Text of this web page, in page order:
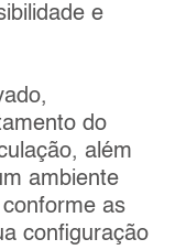
e
do
além
ambiente
as
configuração